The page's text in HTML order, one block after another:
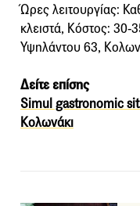
Ώρες λειτουργίας:
κλειστά, Κόστος: 30-
Υψηλάντου 63,
Δείτε επίσης
Simul gastronomic
Κολωνάκι